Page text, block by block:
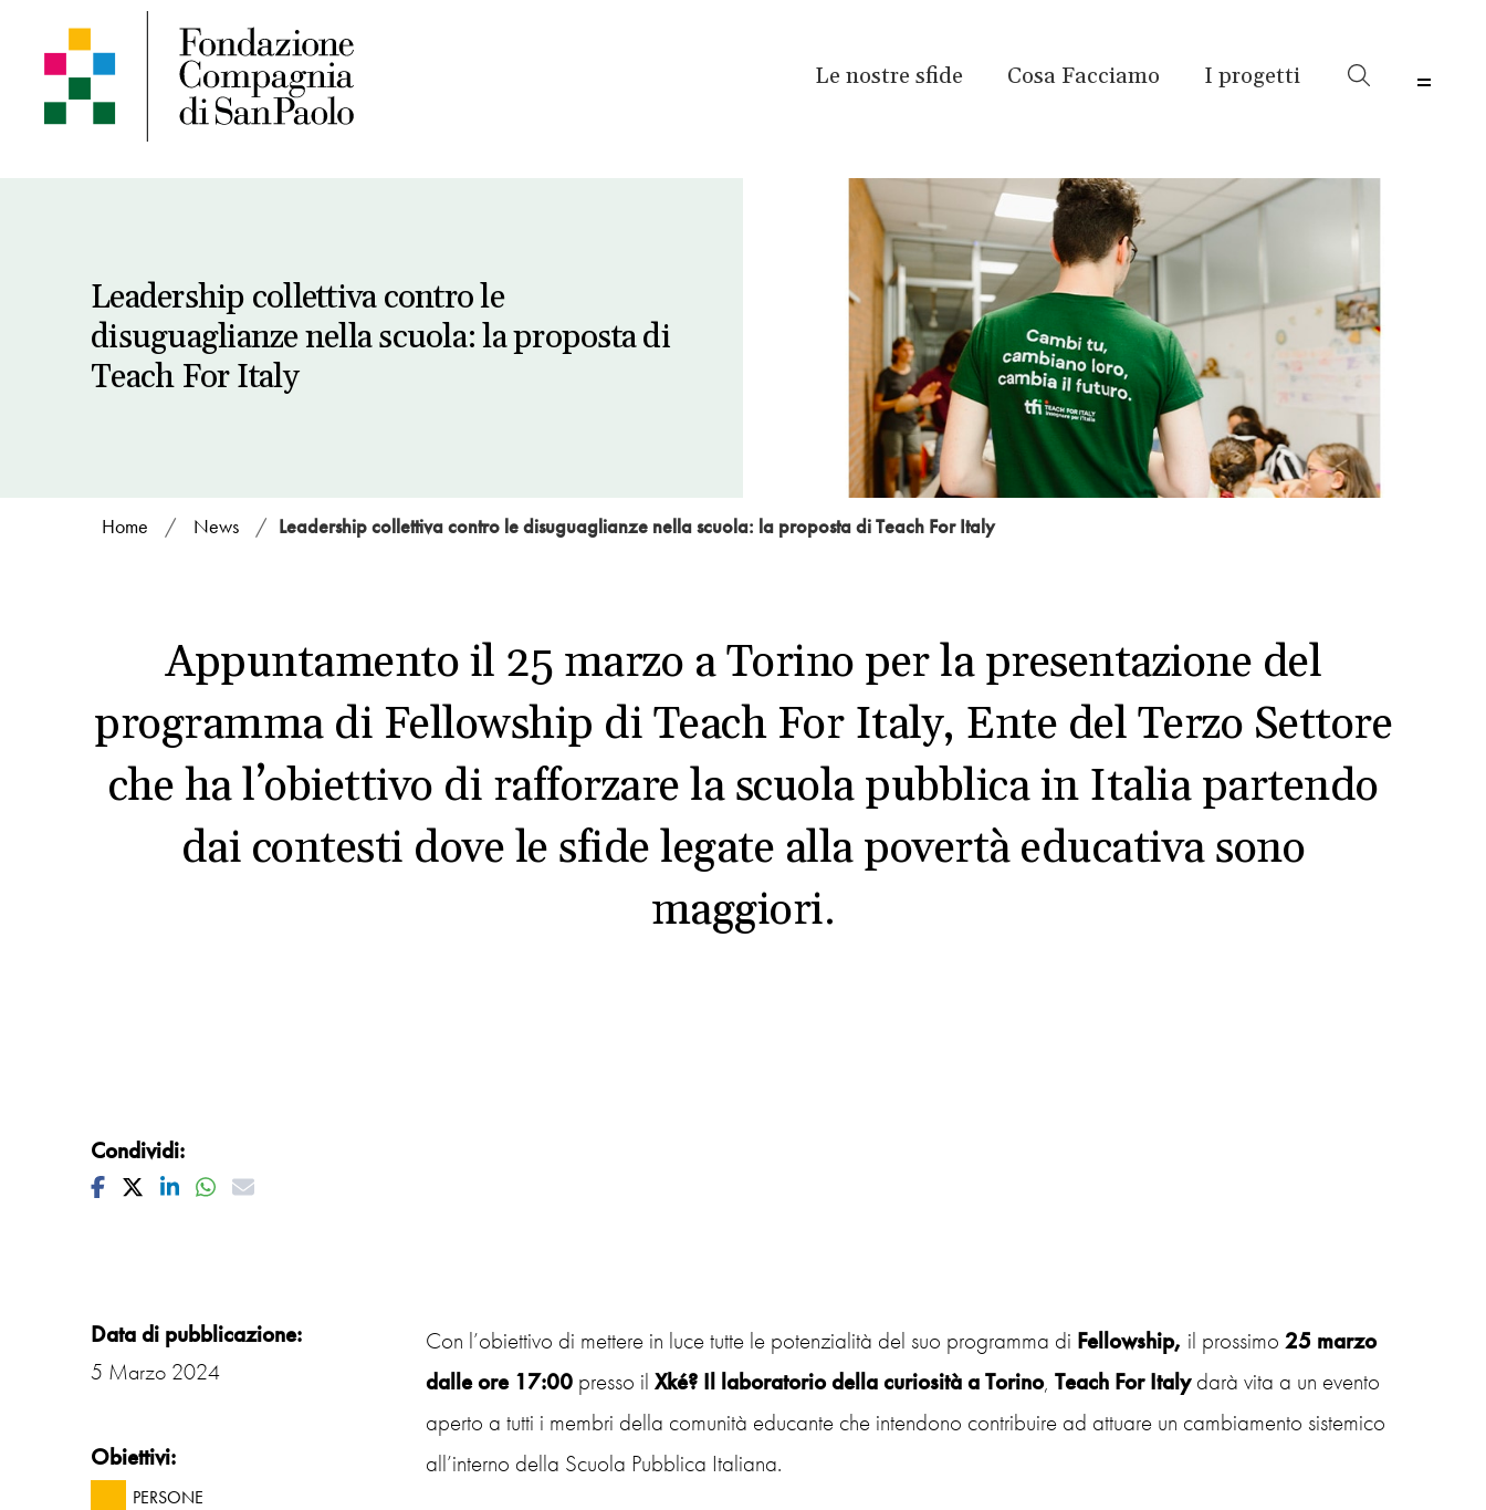
Le nostre sfide Cosa Facciamo I progetti
Leadership collettiva contro le
disuguaglianze nella scuola: la proposta di
Teach For Italy
Home / News / Leadership collettiva contro le disuguaglianze nella scuola: la proposta di Teach For Italy
Appuntamento il 25 marzo a Torino per la presentazione del
programma di Fellowship di Teach For Italy, Ente del Terzo Settore
che ha l’obiettivo di rafforzare la scuola pubblica in Italia partendo
dai contesti dove le sfide legate alla povertà educativa sono
maggiori.
Condividi:
Facebook
TwitterLinkedinWhatsapp
Mail
Data di pubblicazione:
5 Marzo 2024
Obiettivi:
PERSONE
Con l’obiettivo di mettere in luce tutte le potenzialità del suo programma di Fellowship, il prossimo 25 marzo
dalle ore 17:00presso il Xké? Il laboratorio della curiosità a Torino, Teach For Italydarà vita a un evento
aperto a tutti i membri della comunità educante che intendono contribuire ad attuare un cambiamento sistemico
all’interno della Scuola Pubblica Italiana.